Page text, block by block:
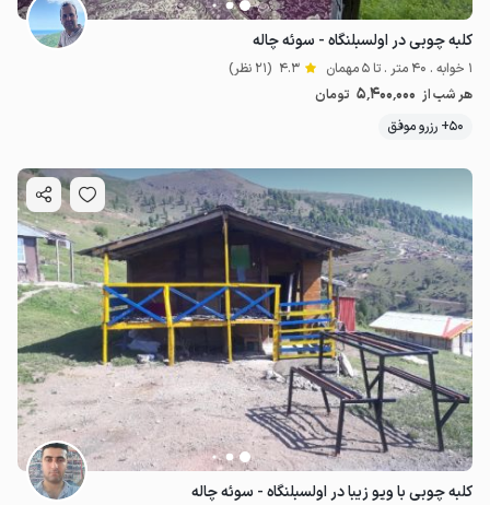
کلبه چوبی در اولسبلنگاه - سوئه چاله
1 خوابه . 40 متر . تا 5 مهمان 4.3 (21 نظر)
هر شب از 5٬400٬000 تومان
50+ رزرو موفق
کلبه چوبی با ویو زیبا در اولسبلنگاه - سوئه چاله